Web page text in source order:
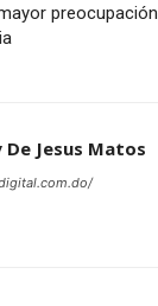
preocupación
De Jesus Matos